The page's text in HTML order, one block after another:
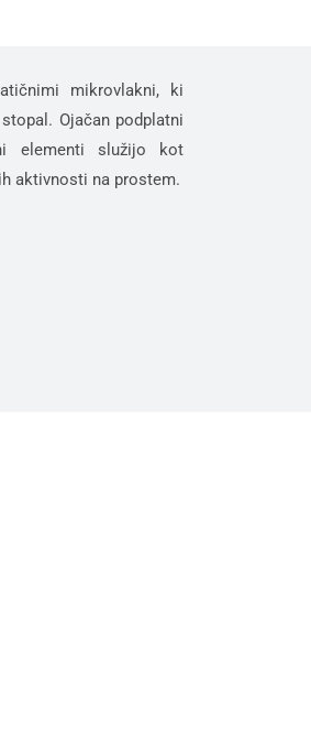
mikrovlakni, ki
Ojačan podplatni
elementi služijo kot
aktivnosti na prostem.